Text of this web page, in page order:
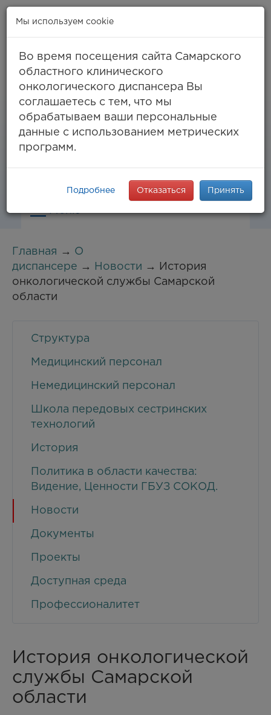
Самара, ул. Солнечная, 50
(тел. единый call-центр),
994-03-99факс
info@samaraonko.ru
Главная → О
диспансере → Новости → История
онкологической службы Cамарской
области
Структура
Медицинский персонал
Немедицинский персонал
Школа передовых сестринских
технологий
История
Политика в области качества:
Видение, Ценности ГБУЗ СОКОД.
Новости
Документы
Проекты
Доступная среда
Профессионалитет
История онкологической
службы Cамарской
области
Мы используем cookie
Во время посещения сайта Самарского
областного клинического
онкологического диспансера Вы
соглашаетесь с тем, что мы
обрабатываем ваши персональные
данные с использованием метрических
программ.
Подробнее Отказаться Принять